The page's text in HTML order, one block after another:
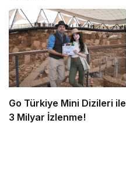
Go Türkiye Mini Dizileri ile
3 Milyar İzlenme!